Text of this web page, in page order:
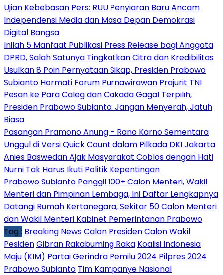
Ujian Kebebasan Pers: RUU Penyiaran Baru Ancam
Independensi Media dan Masa Depan Demokrasi
Digital Bangsa
Inilah 5 Manfaat Publikasi Press Release bagi Anggota
DPRD, Salah Satunya Tingkatkan Citra dan Kredibilitas
Usulkan 8 Poin Pernyataan Sikap, Presiden Prabowo
Subianto Hormati Forum Purnawirawan Prajurit TNI
Pesan ke Para Caleg dan Cakada Gagal Terpilih,
Presiden Prabowo Subianto: Jangan Menyerah, Jatuh
Biasa
Pasangan Pramono Anung – Rano Karno Sementara
Unggul di Versi Quick Count dalam Pilkada DKI Jakarta
Anies Baswedan Ajak Masyarakat Coblos dengan Hati
Nurni Tak Harus Ikuti Politik Kepentingan
Prabowo Subianto Panggil 100+ Calon Menteri, Wakil
Menteri dan Pimpinan Lembaga, Ini Daftar Lengkapnya
Datangi Rumah Kertanegara, Sekitar 50 Calon Menteri
dan Wakil Menteri Kabinet Pemerintanan Prabowo
Tag : Breaking NewsCalon PresidenCalon Wakil
PesidenGibran Rakabuming Raka Koalisi Indonesia
Maju (KIM) Partai Gerindra Pemilu 2024 Pilpres 2024
Prabowo Subianto Tim Kampanye Nasional